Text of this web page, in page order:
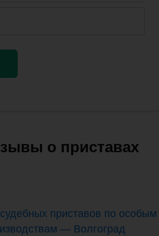
о приставах
приставов по особым
— Волгоград